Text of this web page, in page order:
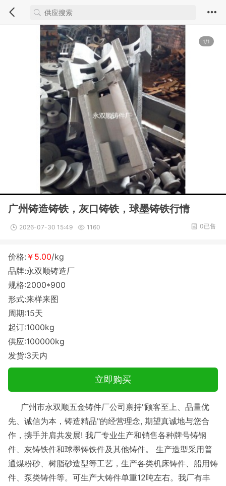
1/1
广州铸造铸铁，灰口铸铁，球墨铸铁行情
2026-07-30 15:49 1160 0已售
价格: ￥5.00/kg
品牌:永双顺铸造厂
规格:2000*900
形式:来样来图
周期:15天
起订:1000kg
供应:100000kg
发货:3天内
立即购买
广州市永双顺五金铸件厂公司禀持"顾客至上、品量优
先、诚信为本，铸造精品"的经营理念, 期望真诚地与您合
作，携手并肩共发展! 我厂专业生产和销售各种牌号铸钢
件、灰铸铁件和球墨铸铁件及其他铸件。 生产造型采用普
通煤粉砂、树脂砂造型等工艺，生产各类机床铸件、船用铸
件、泵类铸件等。可生产大铸件单重12吨左右。我厂有丰